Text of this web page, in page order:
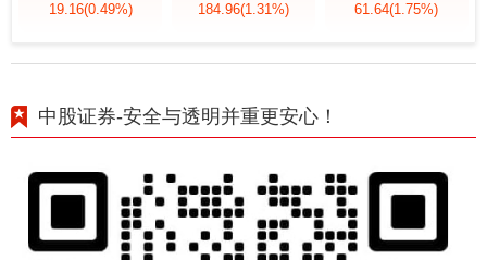
19.16(0.49%) 184.96(1.31%) 61.64(1.75%)
中股证券-安全与透明并重更安心！